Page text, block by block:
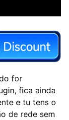
for
fica ainda
e tu tens o
de rede sem